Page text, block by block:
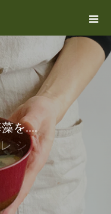
藻を....
シ ピ集